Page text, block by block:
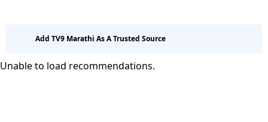
Add TV9 Marathi As A Trusted Source
Unable to load recommendations.